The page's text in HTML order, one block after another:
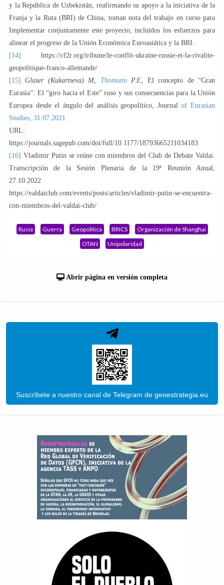
y la República de Uzbekistán, reafirmando su apoyo a la iniciativa de la
Franja y la Ruta (BRI) de China, toman nota del trabajo en curso para
Implementar conjuntamente este proyecto, incluidos los esfuerzos para
alinear el progreso de la Unión Económica Euroasiática y la BRI.
[14]
https://cf2r.org/tribune/le-conflit-ukraine-russie-et-la-rivalite-
geopolitique-franco-allemande/
[15]Glaser (Kukartseva) M, ThomannP.E, El concepto de “Gran
Eurasia”: El “giro hacia el Este” ruso y sus consecuencias para la Unión
Europea desde el ángulo del análisis geopolítico, Journalof Eurasian
Studies, 31.07.2021 .
URL:
https://journals.sagepub.com/doi/full/10.1177/18793665211034183
[16] Vladimir Putin se reúne con miembros del Club de Debate Valdai.
Transcripción de la Sesión Plenaria de la 19ª Reunión Anual,
27.10.2022
https://valdaiclub.com/events/posts/articles/vladimir-putin-se-encuentra-
con-miembros-del-valdai-club/
Rusia Guerra Geopolítica BRICS
Organización de Shanghai
OTAN
Unipolaridad
Abrir página en versión completa
Suscríbete a nuestro canal de Telegram de geoestrategia.eu